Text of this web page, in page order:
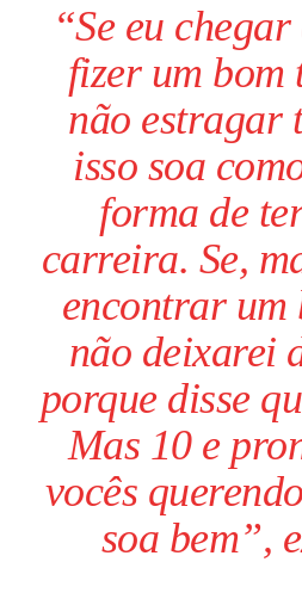
“Se eu
fizer um bom
não estragar
isso soa
forma de
carreira. Se,
encontrar um
não deixarei
porque disse
Mas 10 e
vocês
soa bem”,